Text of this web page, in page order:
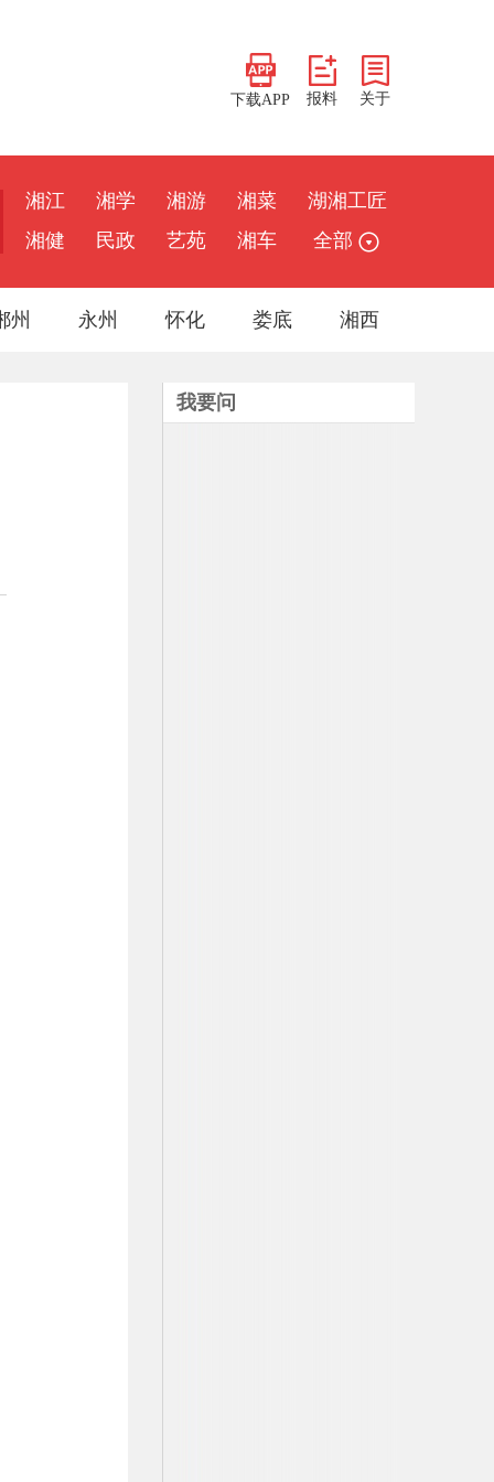
下载APP 报料 关于
湘江 湘学 湘游 湘菜
湖湘工匠
湘健
民政 艺苑 湘车 全部
州 永州 怀化 娄底 湘西
我要问